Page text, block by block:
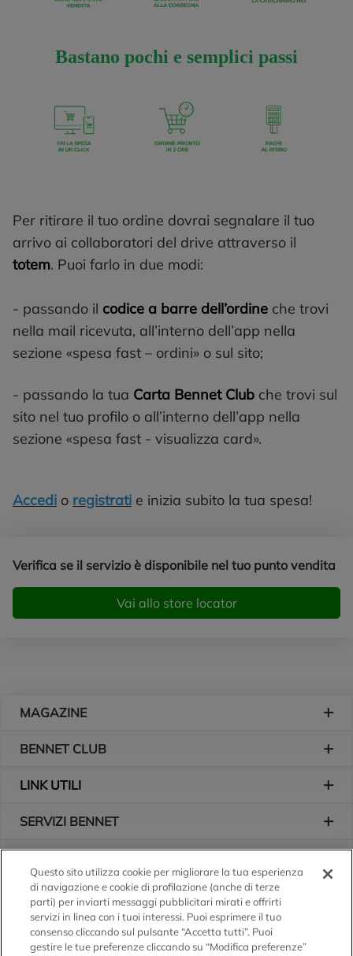
Bastano pochi e semplici passi
Per ritirare il tuo ordine dovrai segnalare il tuo
arrivo ai collaboratori del drive attraverso il
totem. Puoi farlo in due modi:
- passando il codice a barre dell’ordine che trovi
nella mail ricevuta, all’interno dell’app nella
sezione «spesa fast – ordini» o sul sito;
- passando la tua Carta Bennet Club che trovi sul
sito nel tuo profilo o all’interno dell’app nella
sezione «spesa fast - visualizza card».
Accedi o registrati e inizia subito la tua spesa!
Verifica se il servizio è disponibile nel tuo punto vendita
Vai allo store locator
MAGAZINE
BENNET CLUB
LINK UTILI
SERVIZI BENNET
Logo Bennet
Seguici sui nostri canali
Questo sito utilizza cookie per migliorare la tua esperienza
di navigazione e cookie di profilazione (anche di terze
parti) per inviarti messaggi pubblicitari mirati e offrirti
servizi in linea con i tuoi interessi. Puoi esprimere il tuo
consenso cliccando sul pulsante “Accetta tutti”. Puoi
gestire le tue preferenze cliccando su “Modifica preferenze”